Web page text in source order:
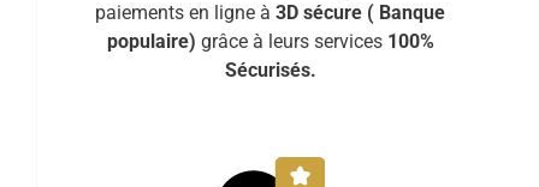
paiements en ligne à 3D sécure ( Banque
populaire) grâce à leurs services 100%
Sécurisés.